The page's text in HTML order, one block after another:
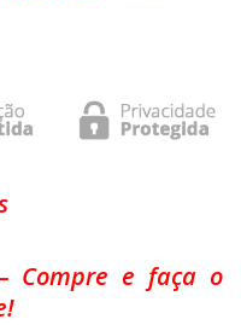
Compre e faça o